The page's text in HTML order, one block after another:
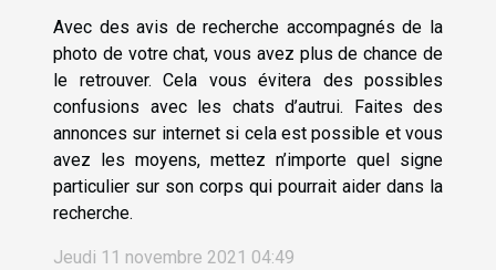
Avec des avis de recherche accompagnés de la
photo de votre chat, vous avez plus de chance de
le retrouver. Cela vous évitera des possibles
confusions avec les chats d’autrui. Faites des
annonces sur internet si cela est possible et vous
avez les moyens, mettez n’importe quel signe
particulier sur son corps qui pourrait aider dans la
recherche.
Jeudi 11 novembre 2021 04:49